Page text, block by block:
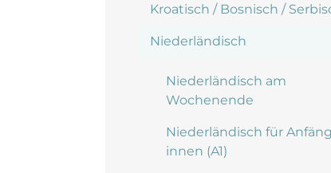
Kroatisch / Bosnisch /
Niederländisch
Niederländisch am
Wochenende
Niederländisch für
innen (A1)